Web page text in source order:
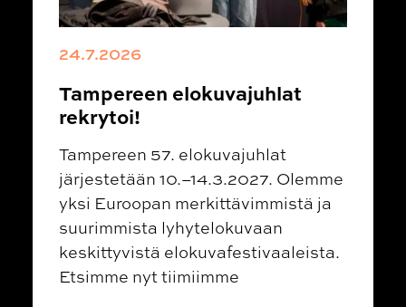
24.7.2026
Tampereen elokuvajuhlat
rekrytoi!
Tampereen 57. elokuvajuhlat
järjestetään 10.–14.3.2027. Olemme
yksi Euroopan merkittävimmistä ja
suurimmista lyhytelokuvaan
keskittyvistä elokuvafestivaaleista.
Etsimme nyt tiimiimme